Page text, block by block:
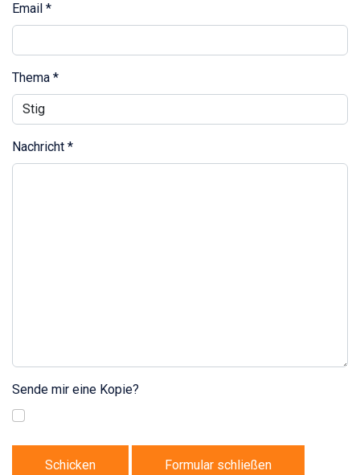
Email *
Thema *
Nachricht *
Sende mir eine Kopie?
Schicken Formular schließen